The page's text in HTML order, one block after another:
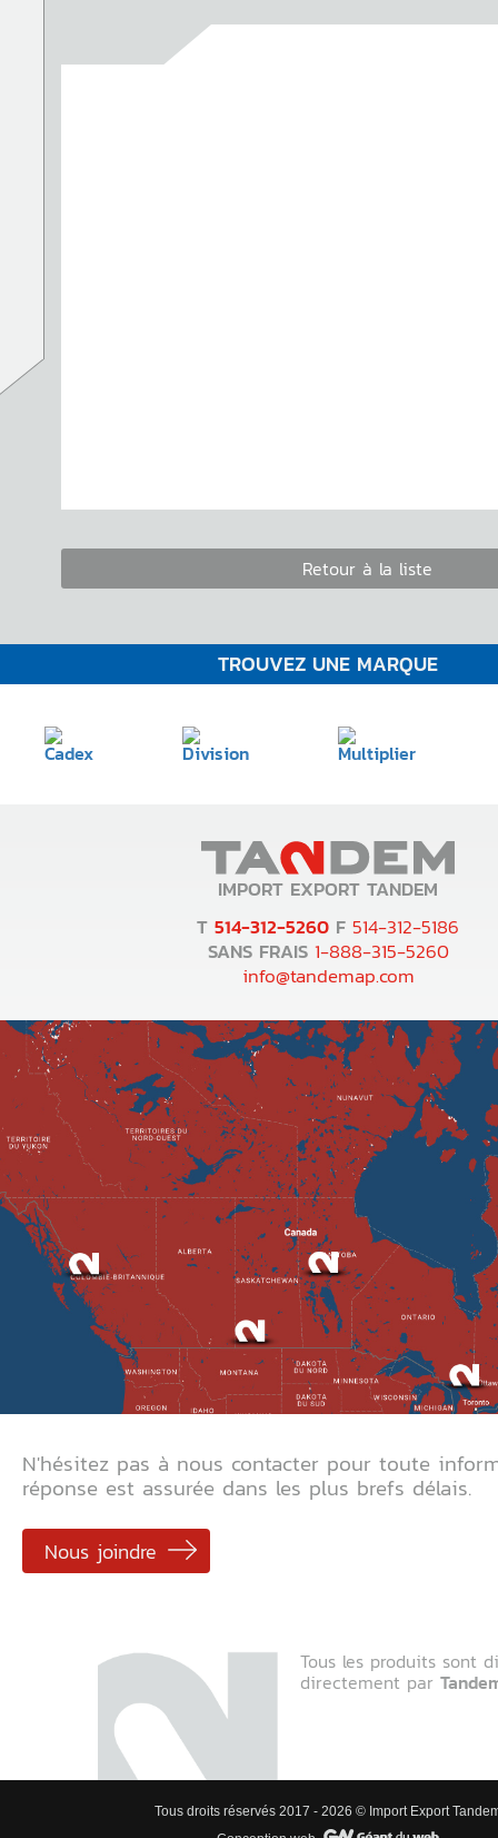
Retour à la liste
TROUVEZ UNE MARQUE
IMPORT EXPORT TANDEM
T 514-312-5260 F 514-312-5186
SANS FRAIS 1-888-315-5260
info@tandemap.com
Tous les produits sont
directement par
N'hésitez pas à nous contacter pour toute
réponse est assurée dans les plus brefs délais.
Nous joindre
Tous droits réservés 2017 - 2026 © Import Export